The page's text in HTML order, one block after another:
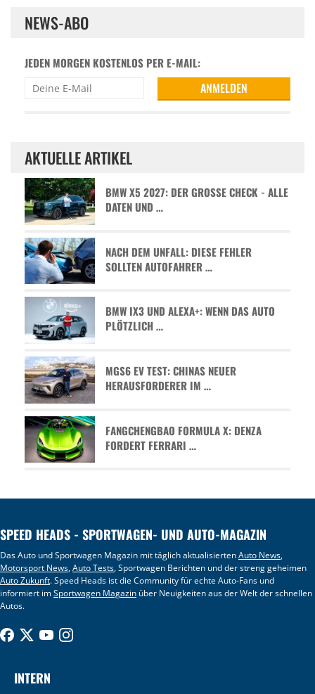
NEWS-ABO
JEDEN MORGEN KOSTENLOS PER E-MAIL:
AKTUELLE ARTIKEL
BMW X5 2027: DER GROSSE CHECK - ALLE D
ATEN UND …
NACH DEM UNFALL: DIESE FEHLER
SOLLTEN AUTOFAHRER …
BMW IX3 UND ALEXA+: WENN DAS AUTO
PLÖTZLICH …
MGS6 EV TEST: CHINAS NEUER
HERAUSFORDERER IM …
FANGCHENGBAO FORMULA X: DENZA
FORDERT FERRARI …
SPEED HEADS - SPORTWAGEN- UND AUTO-MAGAZIN
Das Auto und Sportwagen Magazin mit täglich aktualisiertenAuto News,
Motorsport News,Auto Tests, Sportwagen Berichten und der streng geheimen
Auto Zukunft. Speed Heads ist die Community für echte Auto-Fans und
informiert imSportwagen Magazin über Neuigkeiten aus der Welt der schnellen
Autos.
INTERN